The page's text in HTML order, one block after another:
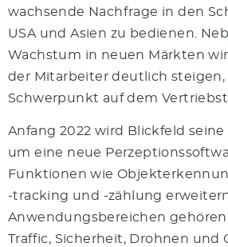
wachsende Nachfrage in den
USA und Asien zu bedienen.
Wachstum in neuen Märkten
der Mitarbeiter deutlich steigen,
Schwerpunkt auf dem
Anfang 2022 wird Blickfeld
um eine neue
Funktionen wie
-tracking und -zählung
Anwendungsbereichen
Traffic, Sicherheit, Drohnen und